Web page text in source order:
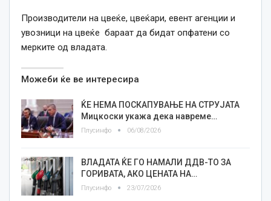
Производители на цвеќе, цвеќари, евент агенции и
увозници на цвеќе бараат да бидат опфатени со
мерките од владата.
Можеби ќе ве интересира
ЌЕ НЕМА ПОСКАПУВАЊЕ НА СТРУЈАТА
Мицкоски укажа дека навреме…
Плусинфо 06/08/2026
ВЛАДАТА ЌЕ ГО НАМАЛИ ДДВ-ТО ЗА
ГОРИВАТА, АКО ЦЕНАТА НА…
Плусинфо 23/07/2026